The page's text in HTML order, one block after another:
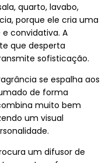
quarto, lavabo,
porque ele cria uma
convidativa. A
que desperta
sofisticação.
se espalha aos
de forma
muito bem
um visual
um difusor de